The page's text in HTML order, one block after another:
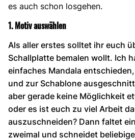
es auch schon losgehen.
1. Motiv auswählen
Als aller erstes solltet ihr euch
Schallplatte bemalen wollt. Ich
einfaches Mandala
und zur Schablone
aber gerade keine Möglichkeit
oder es ist euch zu viel Arbeit
auszuschneiden? Dann faltet
zweimal und schneidet